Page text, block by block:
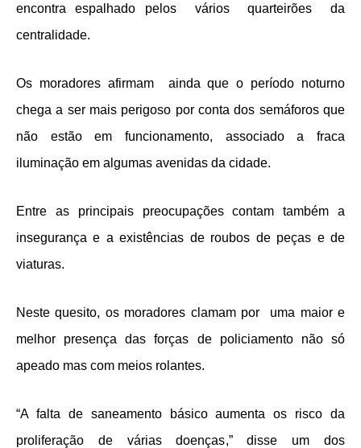
encontra espalhado pelos vários quarteirões da
centralidade.
Os moradores afirmam ainda que o período noturno
chega a ser mais perigoso por conta dos semáforos que
não estão em funcionamento, associado a fraca
iluminação em algumas avenidas da cidade.
Entre as principais preocupações contam também a
insegurança e a existências de roubos de peças e de
viaturas.
Neste quesito, os moradores clamam por uma maior e
melhor presença das forças de policiamento não só
apeado mas com meios rolantes.
“A falta de saneamento básico aumenta os risco da
proliferação de várias doenças,” disse um dos